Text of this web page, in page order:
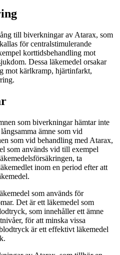
till biverkningar av Atarax, som
för centralstimulerande
korttidsbehandling mot
Dessa läkemedel orsakar
mot kärlkramp, hjärtinfarkt,
som biverkningar hämtar inte
ämne som vid
som vid behandling med Atarax,
som används vid till exempel
ta
inom en period efter att
som används för
Det är ett läkemedel som
som innehåller ett ämne
för att minska vissa
är ett effektivt läkemedel